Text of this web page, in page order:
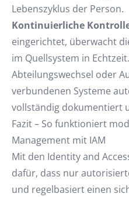
Lebenszyklus der Person.
Kontinuierliche
eingerichtet, überwacht
im Quellsystem in
Abteilungswechsel oder
verbundenen Systeme
vollständig dokumentiert
Fazit – So funktioniert
Management mit IAM
Mit den Identity and
dafür, dass nur
und regelbasiert einen